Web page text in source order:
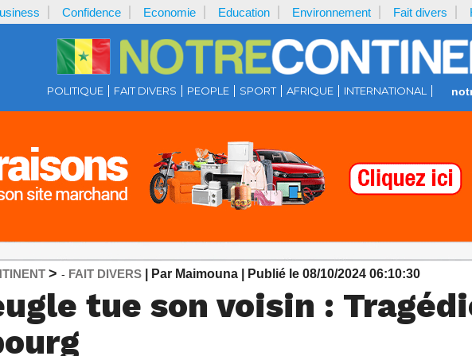
Confidence Economie Education Environnement Fait divers
POLITIQUE FAIT DIVERS PEOPLE SPORT AFRIQUE INTERNATIONAL
> - FAIT DIVERS | Par Maimouna | Publié le 08/10/2024 06:10:30
tue son voisin :